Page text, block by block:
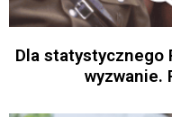
Dla statystycznego
wyzwanie.